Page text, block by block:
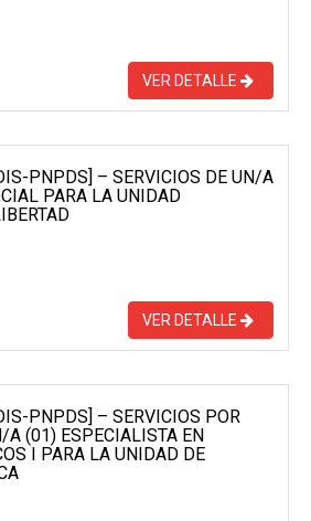
VER DETALLE
PNPDS] – SERVICIOS DE UN/A
PARA LA UNIDAD
VER DETALLE
PNPDS] – SERVICIOS POR
A (01) ESPECIALISTA EN
I PARA LA UNIDAD DE